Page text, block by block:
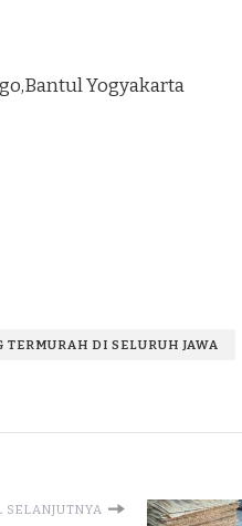
Yogyakarta
DI SELURUH JAWA
SELANJUTNYA